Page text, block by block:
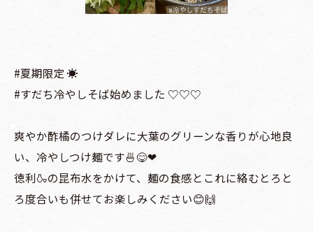
#夏期限定 ☀️
#すだち冷やしそば始めました ♡♡♡
爽やか酢橘のつけダレに大葉のグリーンな香りが心地良
い、冷やしつけ麺です🍜😋❤︎
徳利🍶の昆布水をかけて、麺の食感とこれに絡むとろと
ろ度合いも併せてお楽しみください😊🙌